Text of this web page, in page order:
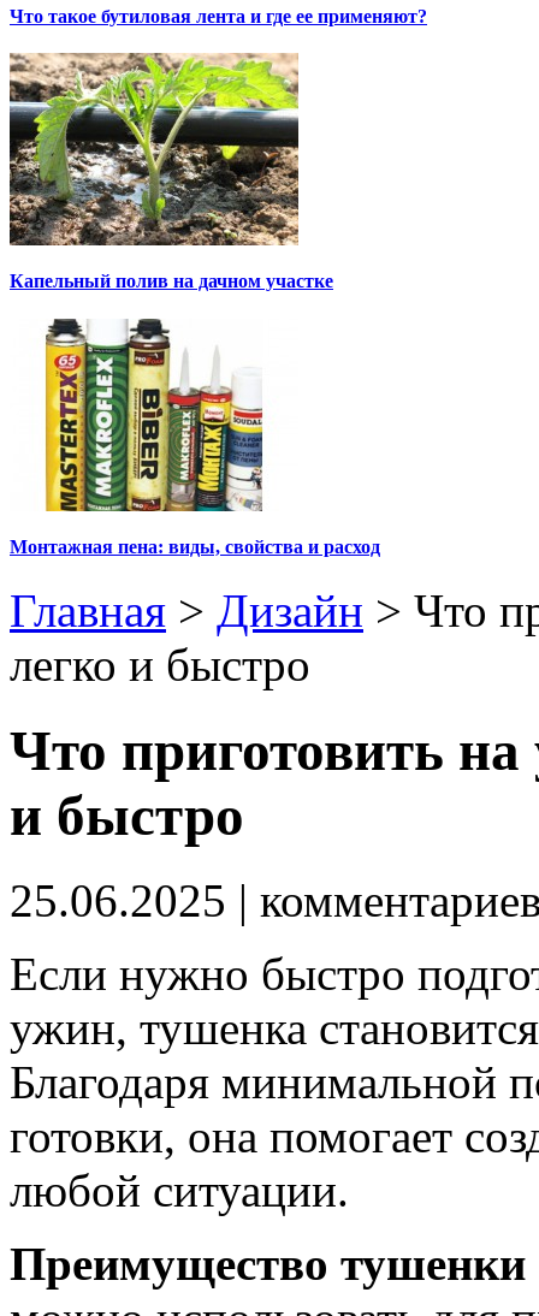
Что такое бутиловая лента и где ее применяют?
Капельный полив на дачном участке
Монтажная пена: виды, свойства и расход
Главная > Дизайн > Что
легко и быстро
Что приготовить
и быстро
25.06.2025 |
Если нужно быстро
ужин, тушенка
Благодаря минимальной
готовки, она помогает
любой ситуации.
Преимущество тушенки